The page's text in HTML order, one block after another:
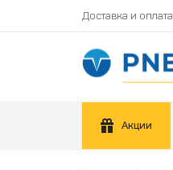
Доставка и оплата
Акции